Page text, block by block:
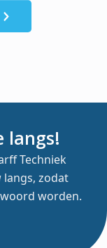
langs!
Techniek
langs, zodat
worden.